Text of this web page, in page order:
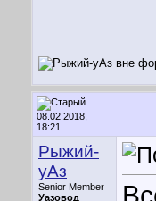
08.02.2018,
18:21
Рыжий-
уАз
Senior Member
Уазовод